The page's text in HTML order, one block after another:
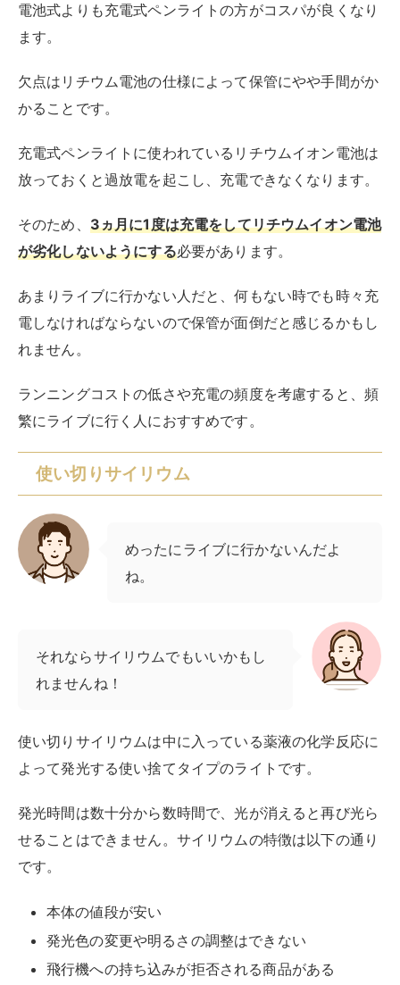
電池式よりも充電式ペンライトの方がコスパが良くなり
ます。
欠点はリチウム電池の仕様によって保管にやや手間がか
かることです。
充電式ペンライトに使われているリチウムイオン電池は
放っておくと過放電を起こし、充電できなくなります。
そのため、 3ヵ月に1度は充電をしてリチウムイオン電池
が劣化しないようにする必要があります。
あまりライブに行かない人だと、何もない時でも時々充
電しなければならないので保管が面倒だと感じるかもし
れません。
ランニングコストの低さや充電の頻度を考慮すると、頻
繁にライブに行く人におすすめです。
使い切りサイリウム
めったにライブに行かないんだよ
ね。
それならサイリウムでもいいかもし
れませんね！
使い切りサイリウムは中に入っている薬液の化学反応に
よって発光する使い捨てタイプのライトです。
発光時間は数十分から数時間で、光が消えると再び光ら
せることはできません。サイリウムの特徴は以下の通り
です。
本体の値段が安い
発光色の変更や明るさの調整はできない
飛行機への持ち込みが拒否される商品がある